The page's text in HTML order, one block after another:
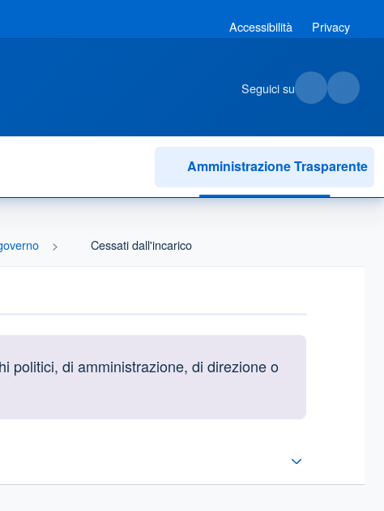
Accessibilità Privacy
Seguici su
Amministrazione Trasparente
Cessati dall'incarico
politici, di amministrazione, di direzione o